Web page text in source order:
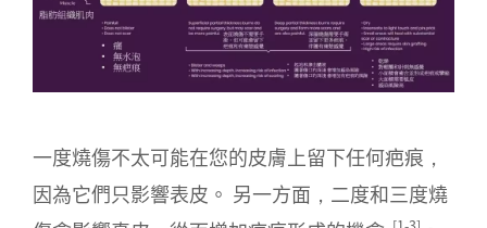
一度燒傷不太可能在您的皮膚上留下任何疤痕，
因為它們只影響表皮。 另一方面，二度和三度燒